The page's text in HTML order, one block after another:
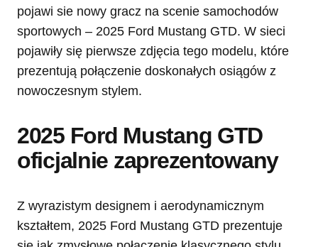
pojawi sie nowy gracz na scenie samochodów
sportowych – 2025 Ford Mustang GTD. W sieci
pojawiły się pierwsze zdjęcia tego modelu, które
prezentują połączenie doskonałych osiągów z
nowoczesnym stylem.
2025 Ford Mustang GTD
oficjalnie zaprezentowany
Z wyrazistym designem i aerodynamicznym
kształtem, 2025 Ford Mustang GTD prezentuje